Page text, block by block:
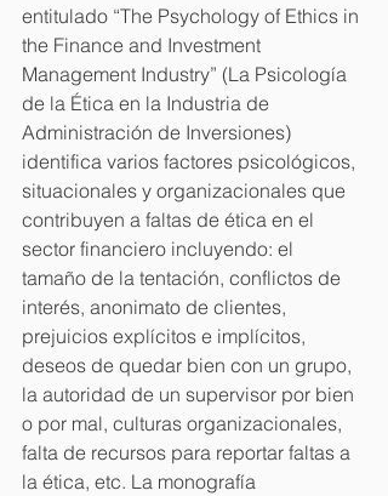
entitulado “The Psychology of Ethics in
the Finance and Investment
Management Industry” (La Psicología
de la Ética en la Industria de
Administración de Inversiones)
identifica varios factores psicológicos,
situacionales y organizacionales que
contribuyen a faltas de ética en el
sector financiero incluyendo: el
tamaño de la tentación, conflictos de
interés, anonimato de clientes,
prejuicios explícitos e implícitos,
deseos de quedar bien con un grupo,
la autoridad de un supervisor por bien
o por mal, culturas organizacionales,
falta de recursos para reportar faltas a
la ética, etc. La monografía